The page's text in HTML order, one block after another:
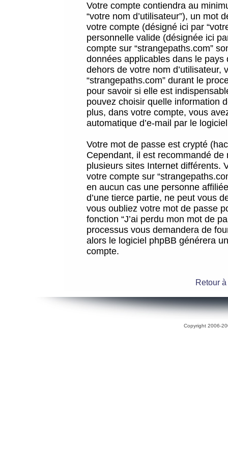
Votre compte contiendra au
“votre nom d’utilisateur”), un mot
votre compte (désigné ici par
personnelle valide (désignée ici
compte sur “strangepaths.com”
données applicables dans le
dehors de votre nom
“strangepaths.com” durant le
pour savoir si elle est
pouvez choisir quelle information
plus, dans votre compte, vous
automatique d’e-mail par le
Votre mot de passe est crypté
Cependant, il est recommandé
plusieurs sites Internet différents.
votre compte sur
en aucun cas une personne
d’une tierce partie, ne peut vous
vous oubliez votre mot de passe
fonction “J’ai perdu mon mot de
processus vous demandera de
alors le logiciel phpBB générera
compte.
Retour
Copyright 2006-